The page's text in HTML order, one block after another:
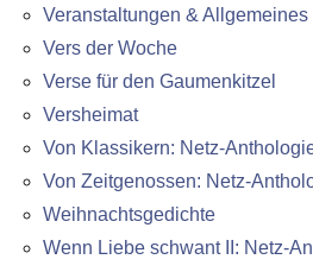
Veranstaltungen & Allgemeines
Vers der Woche
Verse für den Gaumenkitzel
Versheimat
Von Klassikern: Netz-
Von Zeitgenossen: Netz-
Weihnachtsgedichte
Wenn Liebe schwant II: Netz-